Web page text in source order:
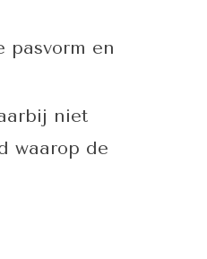
pasvorm en
niet
waarop de